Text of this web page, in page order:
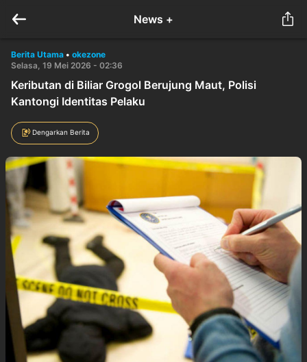
News +
Berita Utama • okezone
Selasa, 19 Mei 2026 - 02:36
Keributan di Biliar Grogol Berujung Maut, Polisi
Kantongi Identitas Pelaku
Dengarkan Berita